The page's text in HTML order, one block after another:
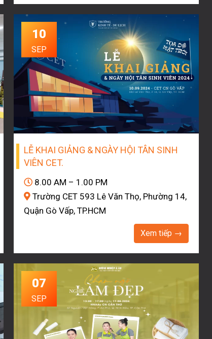
10
SEP
LỄ KHAI GIẢNG & NGÀY HỘI TÂN SINH
VIÊN CET.
8.00 AM – 1.00 PM
Trường CET 593 Lê Văn Thọ, Phường 14,
Quận Gò Vấp, TP.HCM
Xem tiếp →
07
SEP